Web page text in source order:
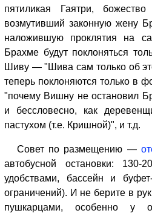
пятиликая Гаятри, божество
возмутивший законную жену
наложившую проклятия на
Брахме будут поклоняться
Шиву — "Шива сам только об
теперь поклоняются только в
"почему Вишну не остановил
и бессловесно, как
пастухом (т.е. Кришной)", и т.д.
Совет по размещению —
автобусной остановки:
удобствами, бассейн и
ограничений). И не берите в
пушкарцами, особенно у